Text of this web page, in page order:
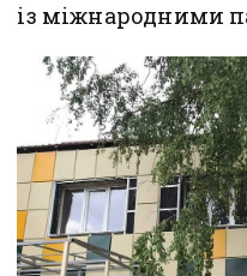
із міжнародними